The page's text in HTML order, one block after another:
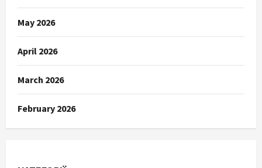
May 2026
April 2026
March 2026
February 2026